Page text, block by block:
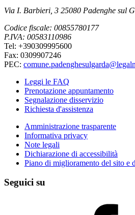
Via I. Barbieri, 3 25080 Padenghe sul
Codice fiscale: 00855780177
P.IVA: 00583110986
Tel: +390309995600
Fax: 0309907246
PEC:
Leggi le FAQ
Prenotazione appuntamento
Segnalazione disservizio
Richiesta d'assistenza
Amministrazione trasparente
Informativa privacy
Note legali
Dichiarazione di accessibilità
Piano di miglioramento del sito e
Seguici su